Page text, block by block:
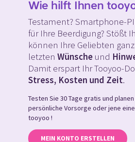
Wie hilft Ihnen
Testament? Smartphone-
für Ihre Beerdigung? Stößt
können Ihre Geliebten
letzten Wünsche und
Damit erspart Ihr Tooyoo-
Stress, Kosten und Zeit.
Testen Sie 30 Tage gratis und
persönliche Vorsorge oder jene
tooyoo !
MEIN KONTO ERSTELLEN